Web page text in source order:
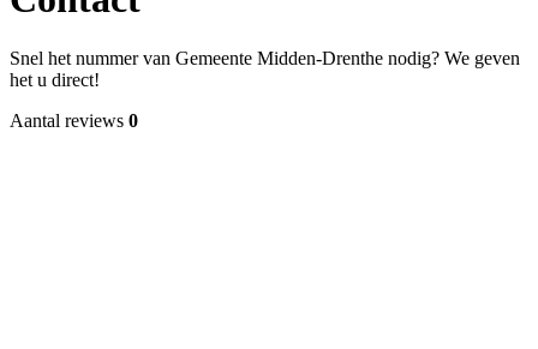
Snel het nummer van Gemeente Midden-Drenthe nodig? We geven
het u direct!
Aantal reviews 0